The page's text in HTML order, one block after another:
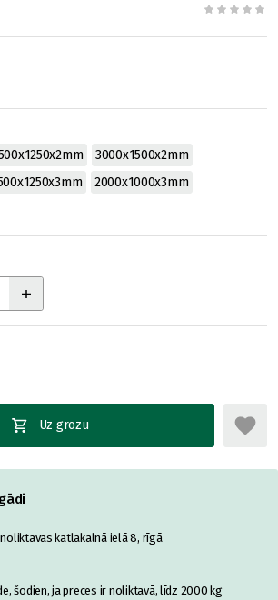
3000x1500x2mm
2000x1000x3mm
Uz grozu
katlakalnā ielā 8, rīgā
šodien, ja preces ir noliktavā, līdz 2000 kg